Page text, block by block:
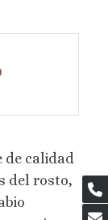
de calidad
del rosto,